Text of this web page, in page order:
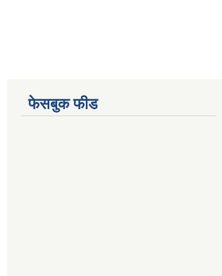
फेसबुक फीड